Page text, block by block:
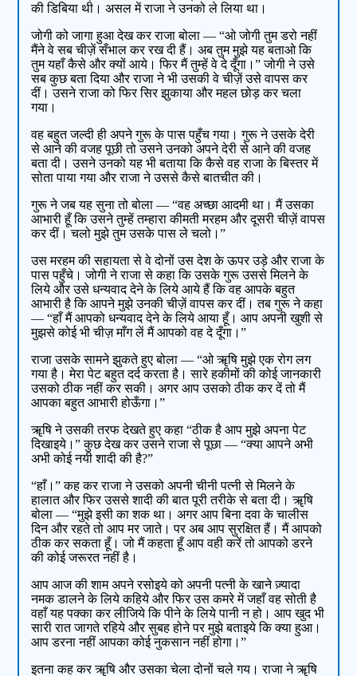
की डिबिया थी। असल में राजा ने उनको ले लिया था।
जोगी को जागा हुआ देख कर राजा बोला — “ओ जोगी तुम डरो नहीं
मैंने वे सब चीज़ें सँभाल कर रख दी हैं। अब तुम मुझे यह बताओ कि
तुम यहाँ कैसे और क्यों आये। फिर मैं तुम्हें वे दे दूँगा।” जोगी ने उसे
सब कुछ बता दिया और राजा ने भी उसकी वे चीज़ें उसे वापस कर
दीं। उसने राजा को फिर सिर झुकाया और महल छोड़ कर चला
गया।
वह बहुत जल्दी ही अपने गुरू के पास पहुँच गया। गुरू ने उसके देरी
से आने की वजह पूछी तो उसने उनको अपने देरी से आने की वजह
बता दी। उसने उनको यह भी बताया कि कैसे वह राजा के बिस्तर में
सोता पाया गया और राजा ने उससे कैसे बातचीत की।
गुरू ने जब यह सुना तो बोला — “वह अच्छा आदमी था। मैं उसका
आभारी हूँ कि उसने तुम्हें तम्हारा कीमती मरहम और दूसरी चीज़ें वापस
कर दीं। चलो मुझे तुम उसके पास ले चलो।”
उस मरहम की सहायता से वे दोनों उस देश के ऊपर उड़े और राजा के
पास पहुँचे। जोगी ने राजा से कहा कि उसके गुरू उससे मिलने के
लिये और उसे धन्यवाद देने के लिये आये हैं कि वह आपके बहुत
आभारी है कि आपने मुझे उनकी चीज़ें वापस कर दीं। तब गुरू ने कहा
— “हाँ मैं आपको धन्यवाद देने के लिये आया हूँ। आप अपनी खुशी से
मुझसे कोई भी चीज़ माँग लें मैं आपको वह दे दूँगा।”
राजा उसके सामने झुकते हुए बोला — “ओ ॠषि मुझे एक रोग लग
गया है। मेरा पेट बहुत दर्द करता है। सारे हकीमों की कोई जानकारी
उसको ठीक नहीं कर सकी। अगर आप उसको ठीक कर दें तो मैं
आपका बहुत आभारी होऊँगा।”
ॠषि ने उसकी तरफ देखते हुए कहा “ठीक है आप मुझे अपना पेट
दिखाइये।” कुछ देख कर उसने राजा से पूछा — “क्या आपने अभी
अभी कोई नयी शादी की है?”
“हाँ।” कह कर राजा ने उसको अपनी चीनी पत्नी से मिलने के
हालात और फिर उससे शादी की बात पूरी तरीके से बता दी। ॠषि
बोला — “मुझे इसी का शक था। अगर आप बिना दवा के चालीस
दिन और रहते तो आप मर जाते। पर अब आप सुरक्षित हैं। मैं आपको
ठीक कर सकता हूँ। जो मैं कहता हूँ आप वही करें तो आपको डरने
की कोई जरूरत नहीं है।
आप आज की शाम अपने रसोइये को अपनी पत्नी के खाने ज़्यादा
नमक डालने के लिये कहिये और फिर उस कमरे में जहाँ वह सोती है
वहाँ यह पक्का कर लीजिये कि पीने के लिये पानी न हो। आप खुद भी
सारी रात जागते रहिये और सुबह होने पर मुझे बताइये कि क्या हुआ।
आप डरना नहीं आपका कोई नुकसान नहीं होगा।”
इतना कह कर ॠषि और उसका चेला दोनों चले गय। राजा ने ॠषि